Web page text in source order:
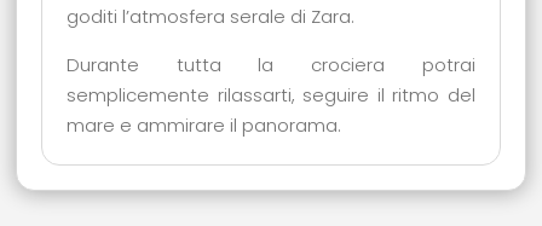
goditi l’atmosfera serale di Zara.
Durante tutta la crociera potrai
semplicemente rilassarti, seguire il ritmo del
mare e ammirare il panorama.